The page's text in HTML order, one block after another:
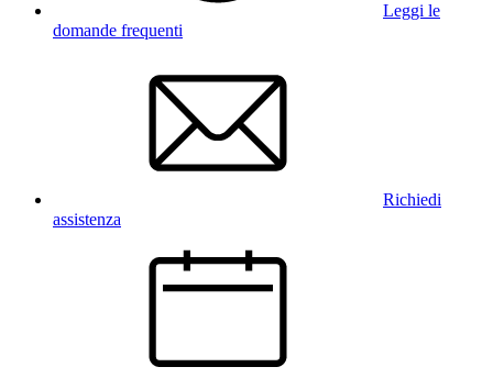
Leggi le
domande frequenti
Richiedi
assistenza